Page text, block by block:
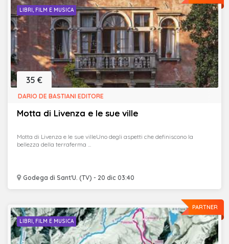
LIBRI, FILM E MUSICA
Motta di Livenza e le sue ville
Godega di Sant'U. (TV) - 20 dic 03:40
35 €
DARIO DE BASTIANI EDITORE
Motta di Livenza e le sue villeUno degli aspetti che definiscono la
bellezza della terraferma ...
PARTNER
LIBRI, FILM E MUSICA